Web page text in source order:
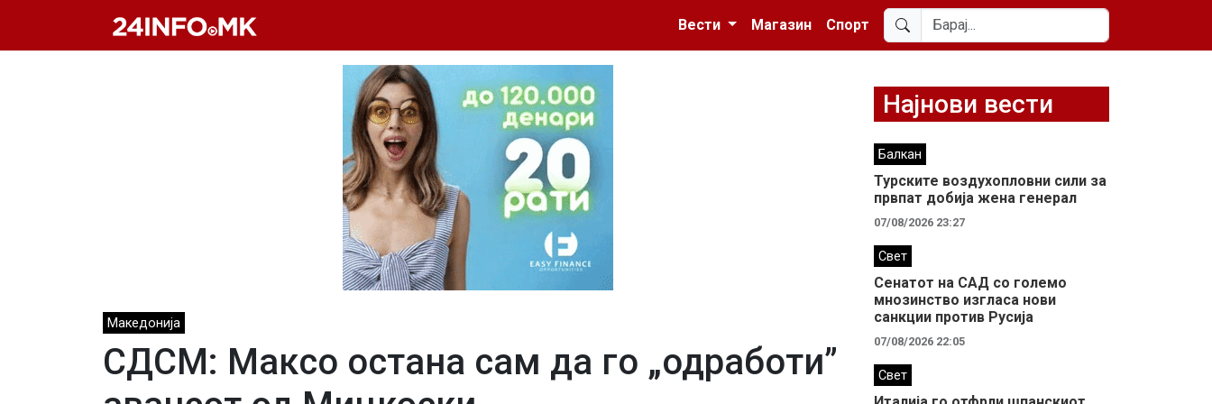
Вести
Магазин Спорт
Македонија
СДСМ: Максо остана сам да го „одработи”
Најнови вести
Балкан
Турските воздухопловни сили за
првпат добија жена генерал
07/08/2026 23:27
Свет
Сенатот на САД со големо
мнозинство изгласа нови
санкции против Русија
07/08/2026 22:05
Свет